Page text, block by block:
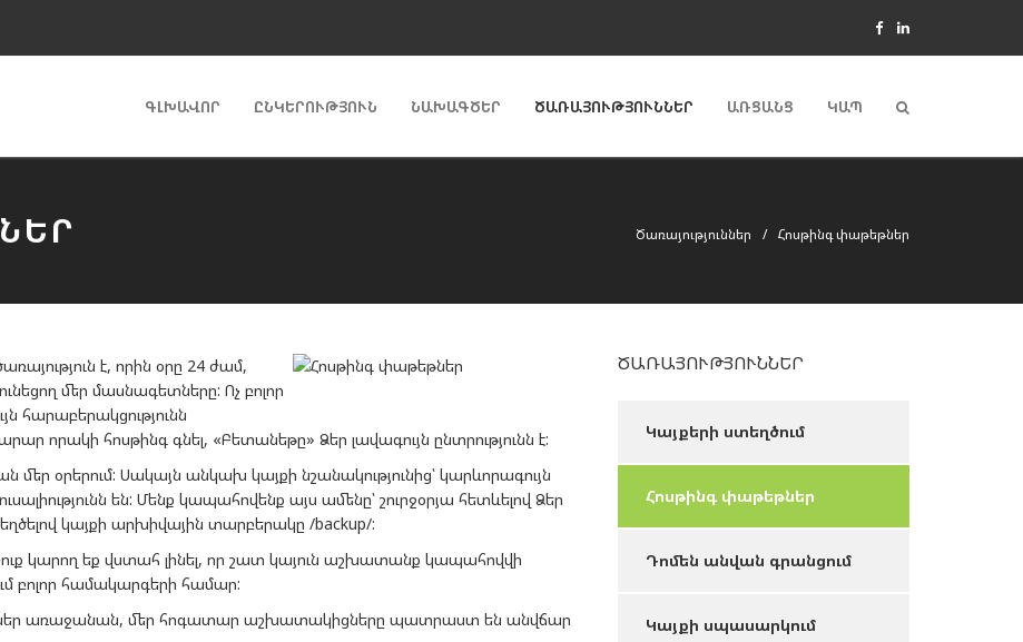
ԳԼԽԱՎՈՐ ԸՆԿԵՐՈՒԹՅՈՒՆ ՆԱԽԱԳԾԵՐ ԾԱՌԱՅՈՒԹՅՈՒՆՆԵՐ ԱՌՑԱՆՑ ԿԱՊ
Ծառայություններ Հոսթինգ փաթեթներ
է, որին օրը 24 ժամ,
մեր մասնագետները: Ոչ բոլոր
հարաբերակցությունն
որակի հոսթինգ գնել, «Բետանեթը» Ձեր լավագույն ընտրությունն է:
մեր օրերում: Սակայն անկախ կայքի նշանակությունից՝ կարևորագույն
են: Մենք կապահովենք այս ամենը՝ շուրջօրյա հետևելով Ձեր
կայքի արխիվային տարբերակը /backup/:
կարող եք վստահ լինել, որ շատ կայուն աշխատանք կապահովվի
բոլոր համակարգերի համար:
առաջանան, մեր հոգատար աշխատակիցները պատրաստ են անվճար
ԾԱՌԱՅՈՒԹՅՈՒՆՆԵՐ
Կայքերի ստեղծում
Հոսթինգ փաթեթներ
Դոմեն անվան գրանցում
Կայքի սպասարկում